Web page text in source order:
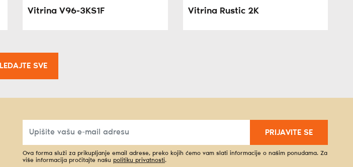
Vitrina V96-3KS1F Vitrina Rustic 2K
SVE
PRIJAVITE SE
Ova forma služi za prikupljanje email adrese, preko kojih ćemo vam slati informacije o našim ponudama. Za
više informacija pročitajte našu politiku privatnosti.